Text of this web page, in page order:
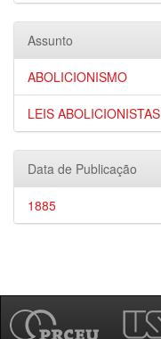
Assunto
ABOLICIONISMO
LEIS ABOLICIONISTAS
Data de Publicação
1885